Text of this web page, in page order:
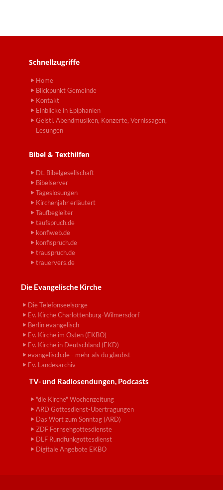
Schnellzugriffe
Home
Blickpunkt Gemeinde
Kontakt
Einblicke in Epiphanien
Geistl. Abendmusiken, Konzerte, Vernissagen,
Lesungen
Bibel & Texthilfen
Dt. Bibelgesellschaft
Bibelserver
Tageslosungen
Kirchenjahr erläutert
Taufbegleiter
taufspruch.de
konfiweb.de
konfispruch.de
trauspruch.de
trauervers.de
Die Evangelische Kirche
Die Telefonseelsorge
Ev. Kirche Charlottenburg-Wilmersdorf
Berlin evangelisch
Ev. Kirche im Osten (EKBO)
Ev. Kirche in Deutschland (EKD)
evangelisch.de - mehr als du glaubst
Ev. Landesarchiv
TV- und Radiosendungen, Podcasts
"die Kirche" Wochenzeitung
ARD Gottesdienst-Übertragungen
Das Wort zum Sonntag (ARD)
ZDF Fernsehgottesdienste
DLF Rundfunkgottesdienst
Digitale Angebote EKBO